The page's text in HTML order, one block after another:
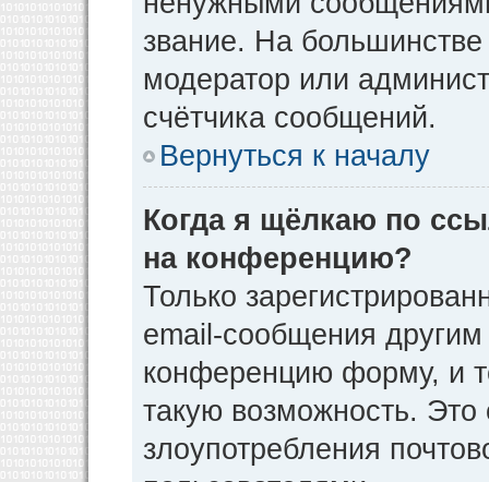
звание. На
модератор или
счётчика сообщений.
Вернуться к началу
Когда я щёлкаю по
на конференцию?
Только
email-сообщения
конференцию форму, и
такую возможность. Это
злоупотребления